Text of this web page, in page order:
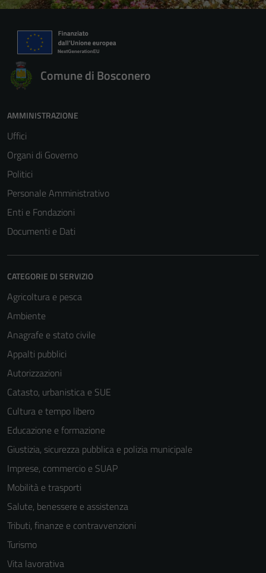
Comune di Bosconero
AMMINISTRAZIONE
Uffici
Organi di Governo
Politici
Personale Amministrativo
Enti e Fondazioni
Documenti e Dati
CATEGORIE DI SERVIZIO
Agricoltura e pesca
Ambiente
Anagrafe e stato civile
Appalti pubblici
Autorizzazioni
Catasto, urbanistica e SUE
Cultura e tempo libero
Educazione e formazione
Giustizia, sicurezza pubblica e polizia municipale
Imprese, commercio e SUAP
Mobilità e trasporti
Salute, benessere e assistenza
Tributi, finanze e contravvenzioni
Turismo
Vita lavorativa